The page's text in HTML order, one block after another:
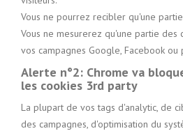
Vous ne pourrez recibler qu'une
Vous ne mesurerez qu'une partie des
vos campagnes Google, Facebook ou
Alerte n°2: Chrome va
les cookies 3rd party
La plupart de vos tags d'analytic, de
des campagnes, d'optimisation du